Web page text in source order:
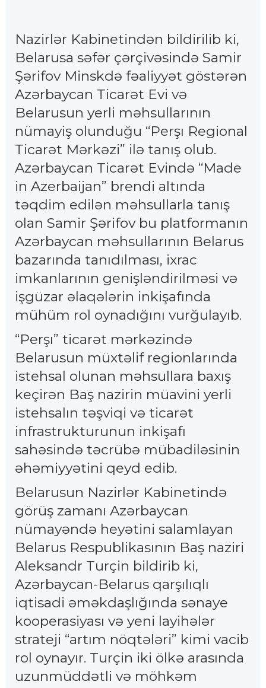
Nazirlər Kabinetindən bildirilib ki,
Belarusa səfər çərçivəsində Samir
Şərifov Minskdə fəaliyyət göstərən
Azərbaycan Ticarət Evi və
Belarusun yerli məhsullarının
nümayiş olunduğu “Perşı Regional
Ticarət Mərkəzi” ilə tanış olub.
Azərbaycan Ticarət Evində “Made
in Azerbaijan” brendi altında
təqdim edilən məhsullarla tanış
olan Samir Şərifov bu platformanın
Azərbaycan məhsullarının Belarus
bazarında tanıdılması, ixrac
imkanlarının genişləndirilməsi və
işgüzar əlaqələrin inkişafında
mühüm rol oynadığını vurğulayıb.
“Perşı” ticarət mərkəzində
Belarusun müxtəlif regionlarında
istehsal olunan məhsullara baxış
keçirən Baş nazirin müavini yerli
istehsalın təşviqi və ticarət
infrastrukturunun inkişafı
sahəsində təcrübə mübadiləsinin
əhəmiyyətini qeyd edib.
Belarusun Nazirlər Kabinetində
görüş zamanı Azərbaycan
nümayəndə heyətini salamlayan
Belarus Respublikasının Baş naziri
Aleksandr Turçin bildirib ki,
Azərbaycan-Belarus qarşılıqlı
iqtisadi əməkdaşlığında sənaye
kooperasiyası və yeni layihələr
strateji “artım nöqtələri” kimi vacib
rol oynayır. Turçin iki ölkə arasında
uzunmüddətli və möhkəm